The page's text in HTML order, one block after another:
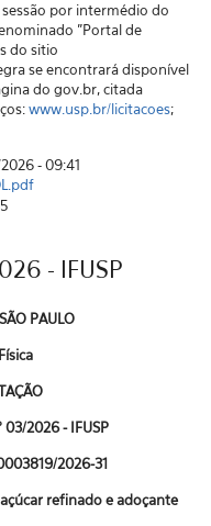
sessão por intermédio do
"Portal de
do sitio
se encontrará disponível
do gov.br, citada
www.usp.br/licitacoes;
- 09:41
- IFUSP
PAULO
03/2026 - IFUSP
2026-31
refinado e adoçante